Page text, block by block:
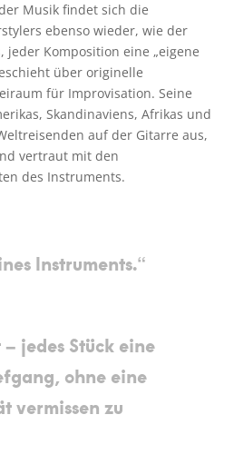
Musik findet sich die
ebenso wieder, wie der
jeder Komposition eine „eigene
über originelle
für Improvisation. Seine
Skandinaviens, Afrikas und
auf der Gitarre aus,
vertraut mit den
des Instruments.
Instruments.“
jedes Stück eine
ohne eine
vermissen zu